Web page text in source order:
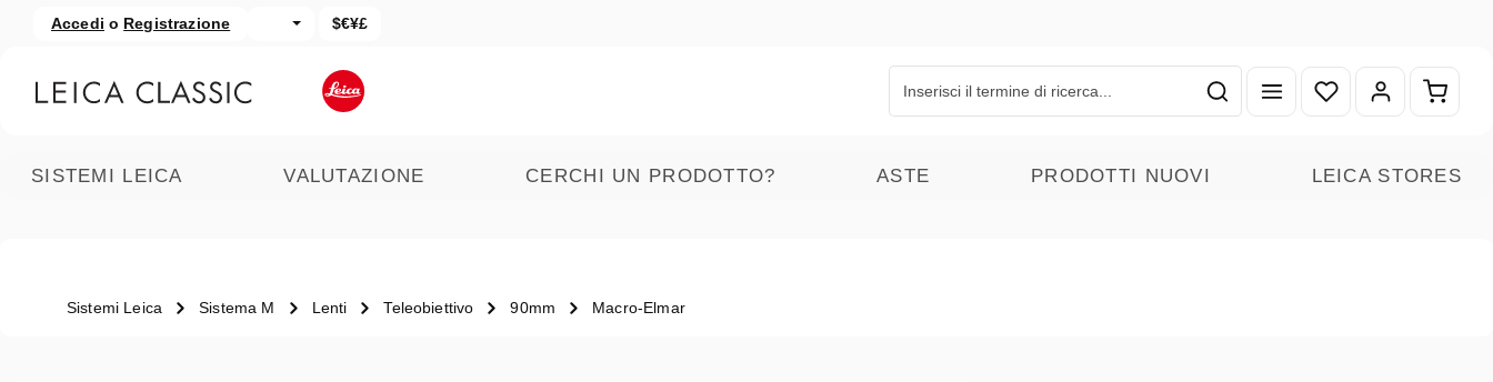
al contenuto principale
Salta alla ricerca
Accedi o Registrazione $€¥£
Hai 0 articoli nella lista
SISTEMI LEICA VALUTAZIONE CERCHI UN PRODOTTO? ASTE PRODOTTI NUOVI LEICA STORES
Sistemi Leica Sistema M Lenti Teleobiettivo 90mm Macro-Elmar